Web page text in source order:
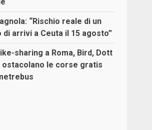
“Rischio reale di un
arrivi a Ceuta il 15 agosto”
sharing a Roma, Bird, Dott
ostacolano le corse gratis